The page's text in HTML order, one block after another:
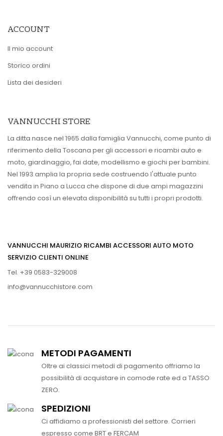
ACCOUNT
Il mio account
Storico ordini
Lista dei desideri
VANNUCCHI STORE
La ditta nasce nel 1965 dalla famiglia Vannucchi, come punto di
riferimento della Toscana per gli accessori e ricambi auto e
moto, giardinaggio, fai date, modellismo e giochi per bambini.
Nel 1993 amplia la propria sede costruendo l'attuale punto
vendita in Piano a Lucca che dispone di due ampi magazzini
offrendo così un elevata disponibilità su tutti i propri prodotti.
VANNUCCHI MAURIZIO RICAMBI ACCESSORI AUTO MOTO
SERVIZIO CLIENTI ONLINE
Tel. +39 0583-329008
info@vannucchistore.com
METODI PAGAMENTI
Oltre ai classici metodi di pagamento offriamo la
possibilità di acquistare in comode rate ed a TASSO
ZERO.
SPEDIZIONI
Ci affidiamo a professionisti del settore. Corrieri
espresso come BRT e FERCAM